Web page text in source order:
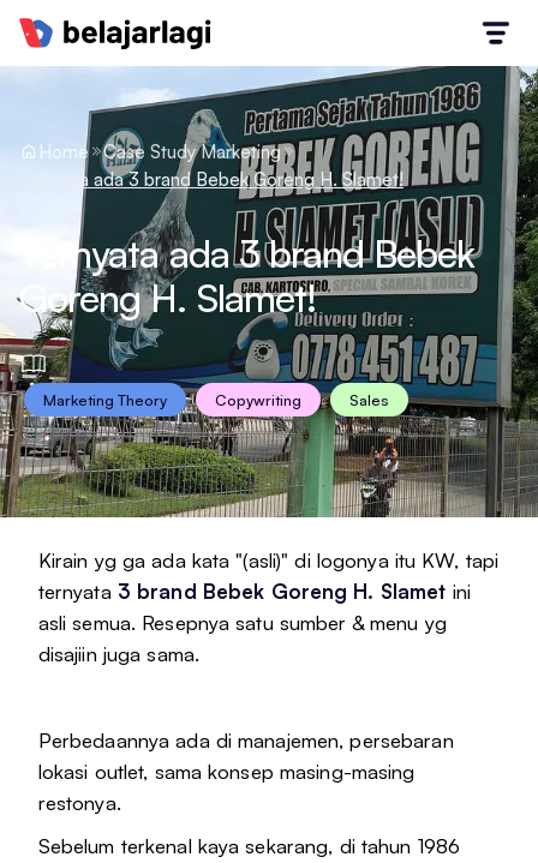
Home
Case Study Marketing
Ternyata ada 3 brand Bebek Goreng H. Slamet!
Ternyata ada 3 brand Bebek
Goreng H. Slamet!
Marketing Theory Copywriting Sales
Kirain yg ga ada kata "(asli)" di logonya itu KW, tapi
ternyata 3 brand Bebek Goreng H. Slamet ini
asli semua. Resepnya satu sumber & menu yg
disajiin juga sama.
Perbedaannya ada di manajemen, persebaran
lokasi outlet, sama konsep masing-masing
restonya.
Sebelum terkenal kaya sekarang, di tahun 1986